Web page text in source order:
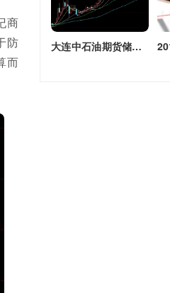
商
防
而
大连中石油期货储备库(大连原油期货)